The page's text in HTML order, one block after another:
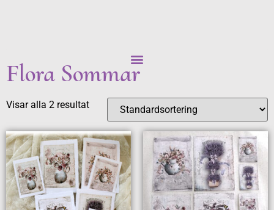
Flora Sommar
Visar alla 2 resultat